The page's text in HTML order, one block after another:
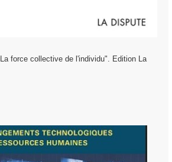
La force collective de l'individu". Edition La